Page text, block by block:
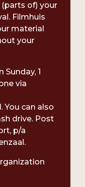
of) your
Filmhuis
material
your
1
via
. You can also
drive. Post
p/a